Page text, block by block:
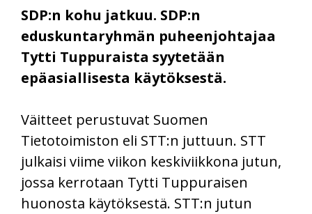
SDP:n kohu jatkuu. SDP:n
eduskuntaryhmän puheenjohtajaa
Tytti Tuppuraista syytetään
epäasiallisesta käytöksestä.
Väitteet perustuvat Suomen
Tietotoimiston eli STT:n juttuun. STT
julkaisi viime viikon keskiviikkona jutun,
jossa kerrotaan Tytti Tuppuraisen
huonosta käytöksestä. STT:n jutun